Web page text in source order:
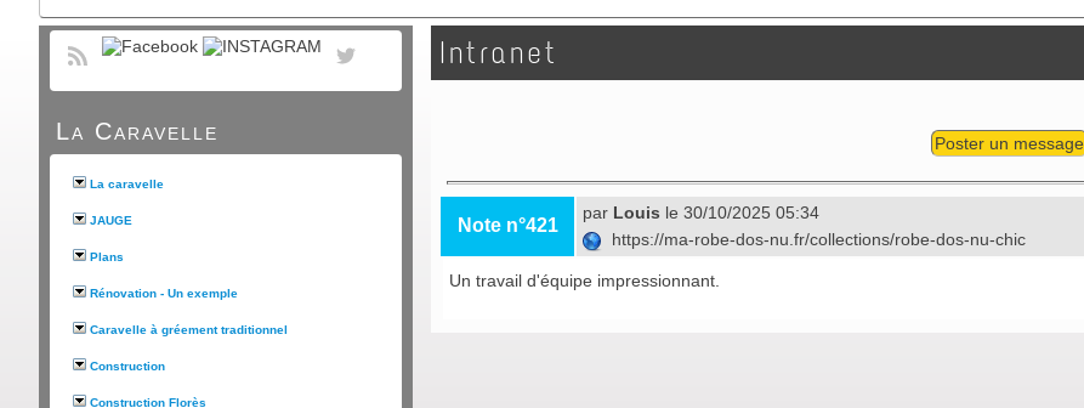
La Caravelle
La caravelle
JAUGE
Plans
Rénovation - Un exemple
Caravelle à gréement traditionnel
Construction
Construction Florès
Intranet
Poster un message
Note n°421
par Louis le 30/10/2025 05:34
https://ma-robe-dos-nu.fr/collections/robe-dos-nu-chic
Un travail d'équipe impressionnant.